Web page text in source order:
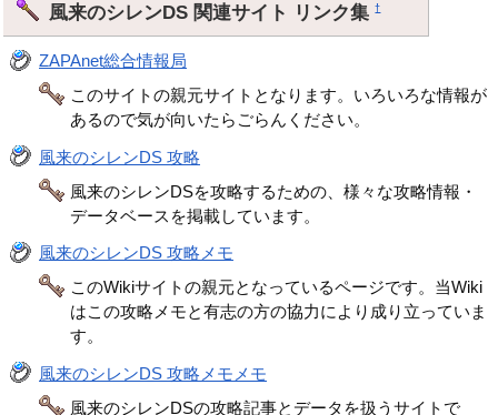
風来のシレンDS 関連サイト リンク集†
ZAPAnet総合情報局
このサイトの親元サイトとなります。いろいろな情報が
あるので気が向いたらごらんください。
風来のシレンDS 攻略
風来のシレンDSを攻略するための、様々な攻略情報・
データベースを掲載しています。
風来のシレンDS 攻略メモ
このWikiサイトの親元となっているページです。当Wiki
はこの攻略メモと有志の方の協力により成り立っていま
す。
風来のシレンDS 攻略メモメモ
風来のシレンDSの攻略記事とデータを扱うサイトで